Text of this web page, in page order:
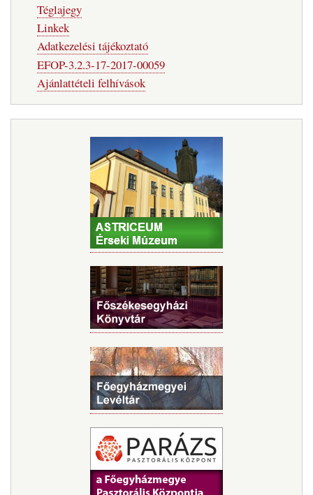
Téglajegy
Linkek
Adatkezelési tájékoztató
EFOP-3.2.3-17-2017-00059
Ajánlattételi felhívások